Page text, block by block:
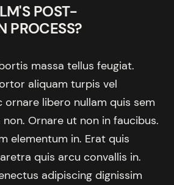
POST-
PROCESS?
massa tellus feugiat.
aliquam turpis vel
ornare libero nullam quis sem
Ornare ut non in faucibus.
elementum in. Erat quis
quis arcu convallis in.
adipiscing dignissim